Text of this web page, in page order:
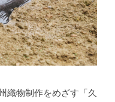
織物制作をめざす「久